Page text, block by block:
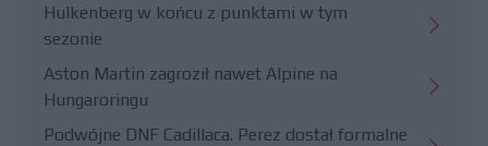
Hulkenberg w końcu z punktami w tym
sezonie
Aston Martin zagroził nawet Alpine na
Hungaroringu
Podwójne DNF Cadillaca. Perez dostał formalne